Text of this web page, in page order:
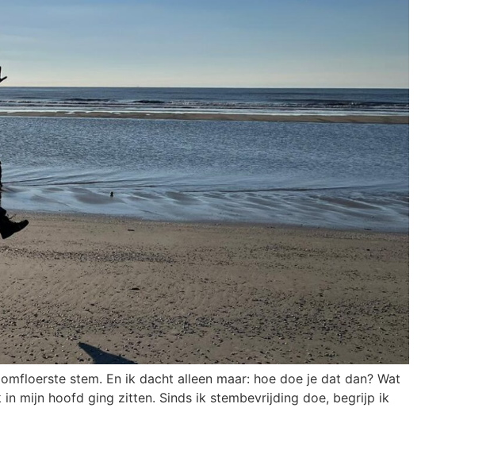
stem. En ik dacht alleen maar: hoe doe je dat dan? Wat
mijn hoofd ging zitten. Sinds ik stembevrijding doe, begrijp ik